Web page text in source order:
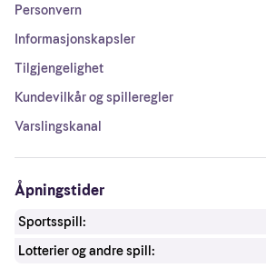
Personvern
Informasjonskapsler
Tilgjengelighet
Kundevilkår og spilleregler
Varslingskanal
Åpningstider
Sportsspill:
Lotterier og andre spill: